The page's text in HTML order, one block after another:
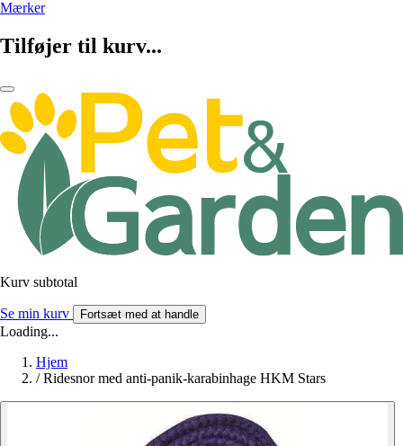
Mærker
Tilføjer til kurv...
Kurv subtotal
Se min kurv Fortsæt med at handle
Loading...
Hjem
/ Ridesnor med anti-panik-karabinhage HKM Stars